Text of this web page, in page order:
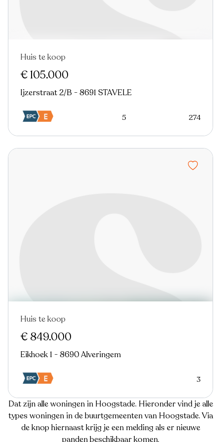
Huis te koop
€ 105.000
Ijzerstraat 2/B - 8691 STAVELE
5 274
Huis te koop
€ 849.000
Eikhoek 1 - 8690 Alveringem
3
Dat zijn alle woningen in Hoogstade. Hieronder vind je alle
types woningen in de buurtgemeenten van Hoogstade. Via
de knop hiernaast krijg je een melding als er nieuwe
panden beschikbaar komen.